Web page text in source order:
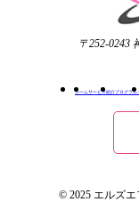
〒252-0243
ホームサービス紹介プログラム
© 2025 エルズエ